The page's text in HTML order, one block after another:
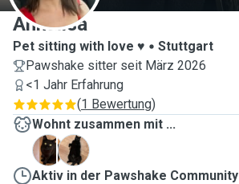
Annalisa
Pet sitting with love ♥️
Stuttgart
Pawshake sitter seit März 2026
<1 Jahr Erfahrung
(1 Bewertung)
Wohnt zusammen mit ...
C
N
Aktiv in der Pawshake Community